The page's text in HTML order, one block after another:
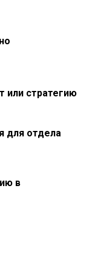
или стратегию
для отдела
в